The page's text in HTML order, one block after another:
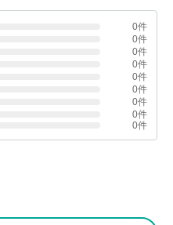
0件
0件
0件
0件
0件
0件
0件
0件
0件